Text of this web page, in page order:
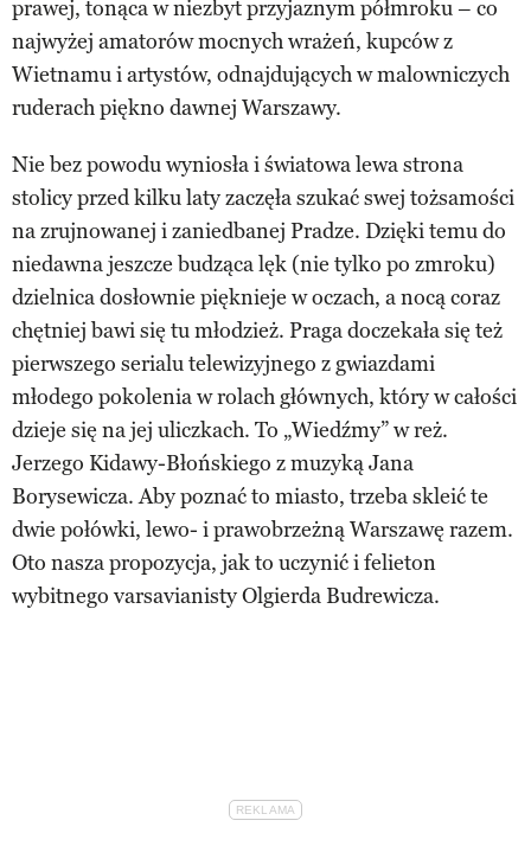
prawej, tonąca w niezbyt przyjaznym półmroku – co
najwyżej amatorów mocnych wrażeń, kupców z
Wietnamu i artystów, odnajdujących w malowniczych
ruderach piękno dawnej Warszawy.
Nie bez powodu wyniosła i światowa lewa strona
stolicy przed kilku laty zaczęła szukać swej tożsamości
na zrujnowanej i zaniedbanej Pradze. Dzięki temu do
niedawna jeszcze budząca lęk (nie tylko po zmroku)
dzielnica dosłownie pięknieje w oczach, a nocą coraz
chętniej bawi się tu młodzież. Praga doczekała się też
pierwszego serialu telewizyjnego z gwiazdami
młodego pokolenia w rolach głównych, który w całości
dzieje się na jej uliczkach. To „Wiedźmy” w reż.
Jerzego Kidawy-Błońskiego z muzyką Jana
Borysewicza. Aby poznać to miasto, trzeba skleić te
dwie połówki, lewo- i prawobrzeżną Warszawę razem.
Oto nasza propozycja, jak to uczynić i felieton
wybitnego varsavianisty Olgierda Budrewicza.